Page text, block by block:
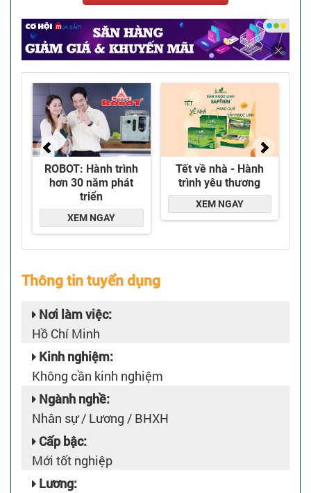
Thông tin tuyển dụng
Nơi làm việc:
Hồ Chí Minh
Kinh nghiệm:
Không cần kinh nghiệm
Ngành nghề:
Nhân sự / Lương / BHXH
Cấp bậc:
Mới tốt nghiệp
Lương: